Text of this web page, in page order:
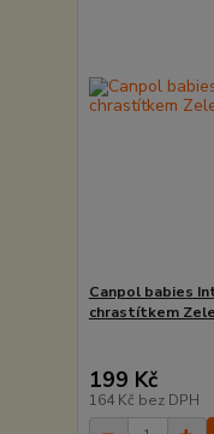
Canpol babies
chrastítkem
199 Kč
164 Kč bez DPH